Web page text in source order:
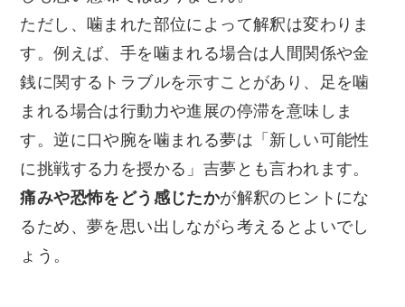
ただし、噛まれた部位によって解釈は変わりま
す。例えば、手を噛まれる場合は人間関係や金
銭に関するトラブルを示すことがあり、足を噛
まれる場合は行動力や進展の停滞を意味しま
す。逆に口や腕を噛まれる夢は「新しい可能性
に挑戦する力を授かる」吉夢とも言われます。
痛みや恐怖をどう感じたかが解釈のヒントにな
るため、夢を思い出しながら考えるとよいでし
ょう。